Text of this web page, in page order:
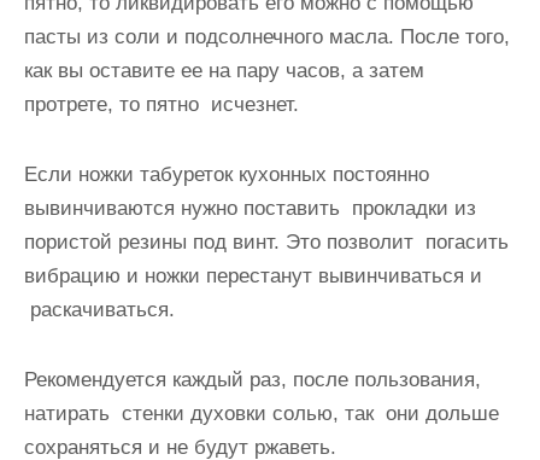
пасты из соли и подсолнечного масла. После того,
как вы оставите ее на пару часов, а затем
протрете, то пятно исчезнет.
Если ножки табуреток кухонных постоянно
вывинчиваются нужно поставить прокладки из
пористой резины под винт. Это позволит погасить
вибрацию и ножки перестанут вывинчиваться и
раскачиваться.
Рекомендуется каждый раз, после пользования,
натирать стенки духовки солью, так они дольше
сохраняться и не будут ржаветь.